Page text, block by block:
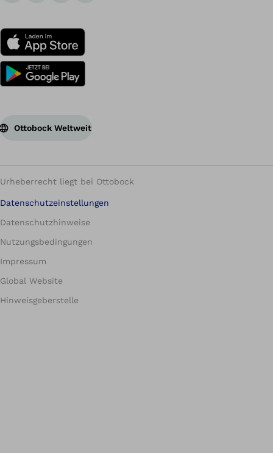
Ottobock Weltweit
Urheberrecht liegt bei Ottobock
Datenschutzeinstellungen
Datenschutzhinweise
Nutzungsbedingungen
Impressum
Global Website
Hinweisgeberstelle